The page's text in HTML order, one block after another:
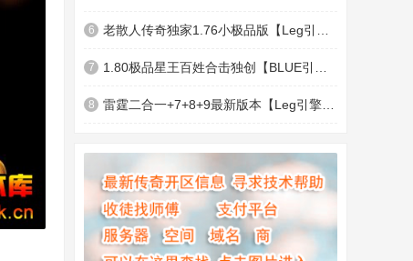
6
7
8